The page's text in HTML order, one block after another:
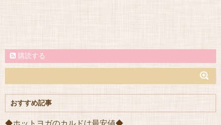
購読する
おすすめ記事